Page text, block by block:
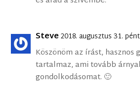
Steve 2018. augusztus 31.
Köszönöm az írást, hasznos
tartalmaz, ami tovább
gondolkodásomat. 🙂